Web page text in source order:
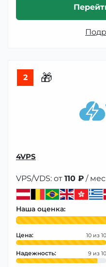
2 🎁
4VPS
VPS/VDS: от 110 ₽ / мес
Наша оценка:
Цена: 10
Надежность: 9